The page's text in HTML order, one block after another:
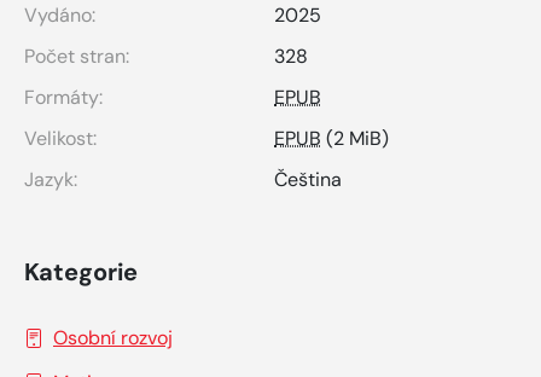
Vydáno:
2025
Počet stran:
328
Formáty:
EPUB
Velikost:
EPUB (2 MiB)
Jazyk:
Čeština
Kategorie
Osobní rozvoj